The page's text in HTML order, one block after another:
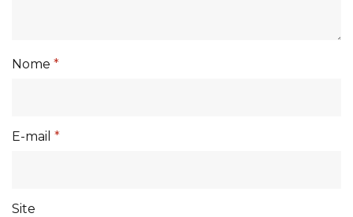
Nome *
E-mail *
Site